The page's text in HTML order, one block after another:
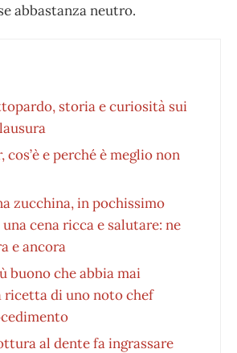
abbastanza neutro.
storia e curiosità sui
cos’è e perché è meglio non
zucchina, in pochissimo
cena ricca e salutare: ne
e ancora
buono che abbia mai
ricetta di uno noto chef
al dente fa ingrassare